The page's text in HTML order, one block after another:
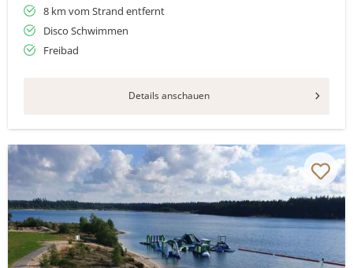
8 km vom Strand entfernt
Disco Schwimmen
Freibad
Details anschauen